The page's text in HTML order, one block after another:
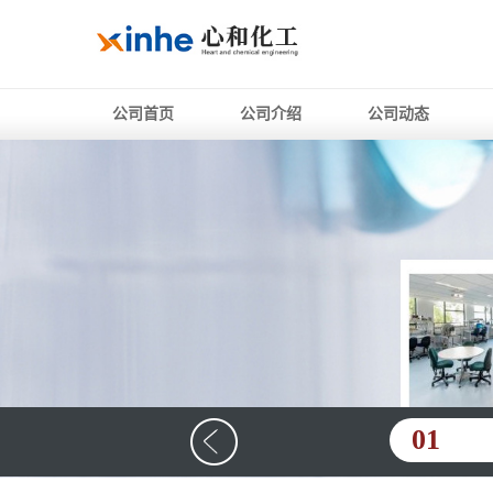
公司首页 公司介绍 公司动态
01